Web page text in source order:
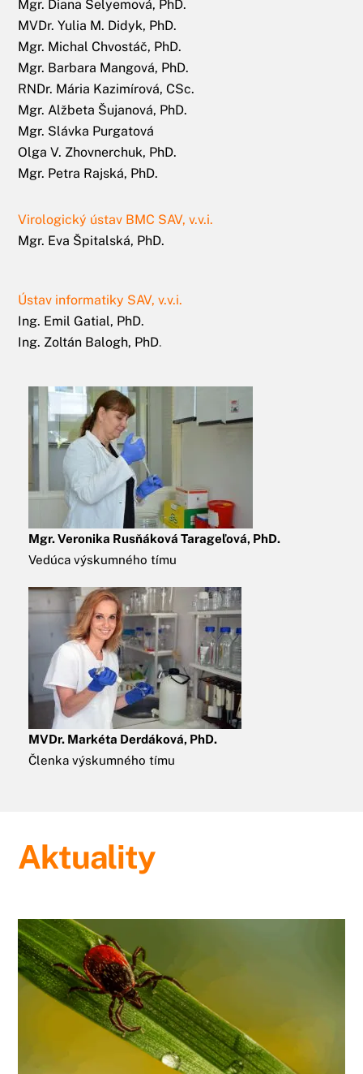
Mgr. Diana Selyemová, PhD.
MVDr. Yulia M. Didyk, PhD.
Mgr. Michal Chvostáč, PhD.
Mgr. Barbara Mangová, PhD.
RNDr. Mária Kazimírová, CSc.
Mgr. Alžbeta Šujanová, PhD.
Mgr. Slávka Purgatová
Olga V. Zhovnerchuk, PhD.
Mgr. Petra Rajská, PhD.
Virologický ústav BMC SAV, v.v.i.
Mgr. Eva Špitalská, PhD.
Ústav informatiky SAV, v.v.i.
Ing. Emil Gatial, PhD.
Ing. Zoltán Balogh, PhD.
Mgr. Veronika Rusňáková Tarageľová, PhD.
Vedúca výskumného tímu
MVDr. Markéta Derdáková, PhD.
Členka výskumného tímu
Aktuality